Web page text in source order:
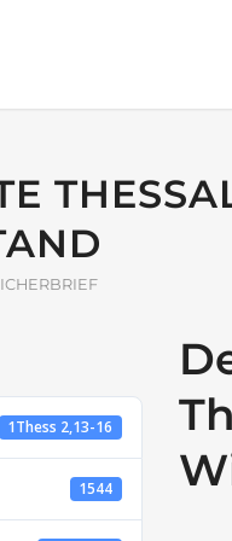
1Thess 2,13-16
1544